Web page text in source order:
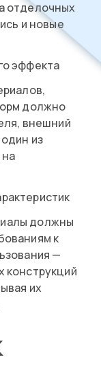
отделочных
и новые
эффекта
должно
внешний
из
должны
к
—
конструкций
их